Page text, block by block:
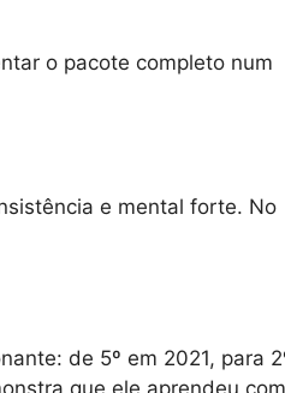
o pacote completo num
e mental forte. No
de 5º em 2021, para